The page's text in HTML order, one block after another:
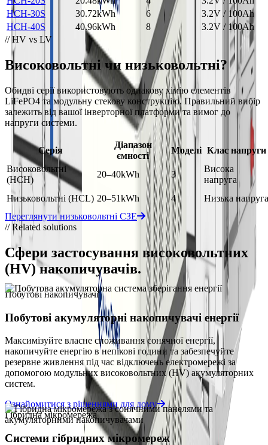
HCH-30S
30.72kWh 6
3.2V / 100Ah
HCH-40S
40.96kWh 8
3.2V / 100Ah
// HV vs LV
Високовольтні чи низьковольтні?
Обидві серії використовують однакову хімію елементів
LiFePO4 та модульну стекову конструкцію. Правильний вибір
залежить від вашої інверторної платформи та вимог до
напруги системи.
Серія
Діапазон
ємності
Моделі Клас напруги
Високовольтні
(HCH)
20–40kWh 3
Висока
напруга
Низьковольтні (HCL) 20–51kWh 4
Низька напруга
Переглянути низьковольтні СЗЕ
// Related solutions
Сфери застосування високовольтних
(HV) накопичувачів.
Побутові накопичувачі
Побутові акумуляторні накопичувачі енергії
Максимізуйте власне споживання сонячної енергії,
накопичуйте енергію в непікові години та забезпечуйте
резервне живлення під час відключень електромережі за
допомогою модульних високовольтних (HV) акумуляторних
систем.
Ознайомитися з рішеннями для дому
Гібридна мікромережа
Системи гібридних мікромереж